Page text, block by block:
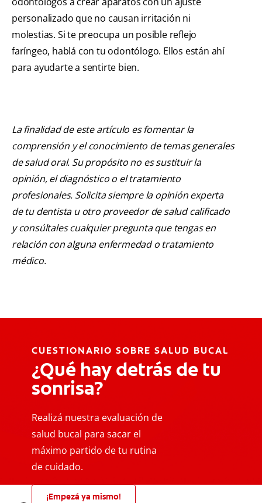
personalizado que no causan irritación ni
molestias. Si te preocupa un posible reflejo
faríngeo, hablá con tu odontólogo. Ellos están ahí
para ayudarte a sentirte bien.
La finalidad de este artículo es fomentar la
comprensión y el conocimiento de temas generales
de salud oral. Su propósito no es sustituir la
opinión, el diagnóstico o el tratamiento
profesionales. Solicita siempre la opinión experta
de tu dentista u otro proveedor de salud calificado
y consúltales cualquier pregunta que tengas en
relación con alguna enfermedad o tratamiento
médico.
CUESTIONARIO SOBRE SALUD BUCAL
¿Qué hay detrás de tu
sonrisa?
Realizá nuestra evaluación de
salud bucal para sacar el
máximo partido de tu rutina
de cuidado.
¡Empezá ya mismo!